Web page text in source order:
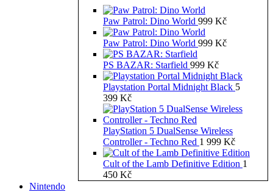
Paw Patrol: Dino World 999 Kč
Paw Patrol: Dino World 999 Kč
PS BAZAR: Starfield 999 Kč
Playstation Portal Midnight Black 5
399 Kč
PlayStation 5 DualSense Wireless
Controller - Techno Red 1 999 Kč
Cult of the Lamb Definitive Edition 1
450 Kč
Nintendo